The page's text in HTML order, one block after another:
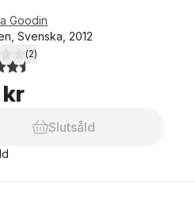
Goodin
Svenska, 2012
stjärnor. Totalt antal röster:
(2)
kr
Slutsåld